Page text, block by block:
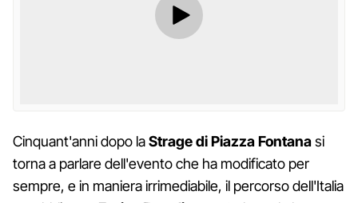
Cinquant'anni dopo laStrage di Piazza Fontanasi
torna a parlare dell'evento che ha modificato per
sempre, e in maniera irrimediabile, il percorso dell'Italia